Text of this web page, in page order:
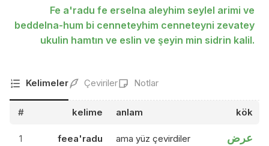
Fe a'radu fe erselna aleyhim seylel arimi ve
beddelna-hum bi cenneteyhim cenneteyni zevatey
ukulin hamtın ve eslin ve şeyin min sidrin kalil.
Kelimeler Çeviriler Notlar
# kelime anlam kök
1 feea'radu ama yüz çevirdiler عرض